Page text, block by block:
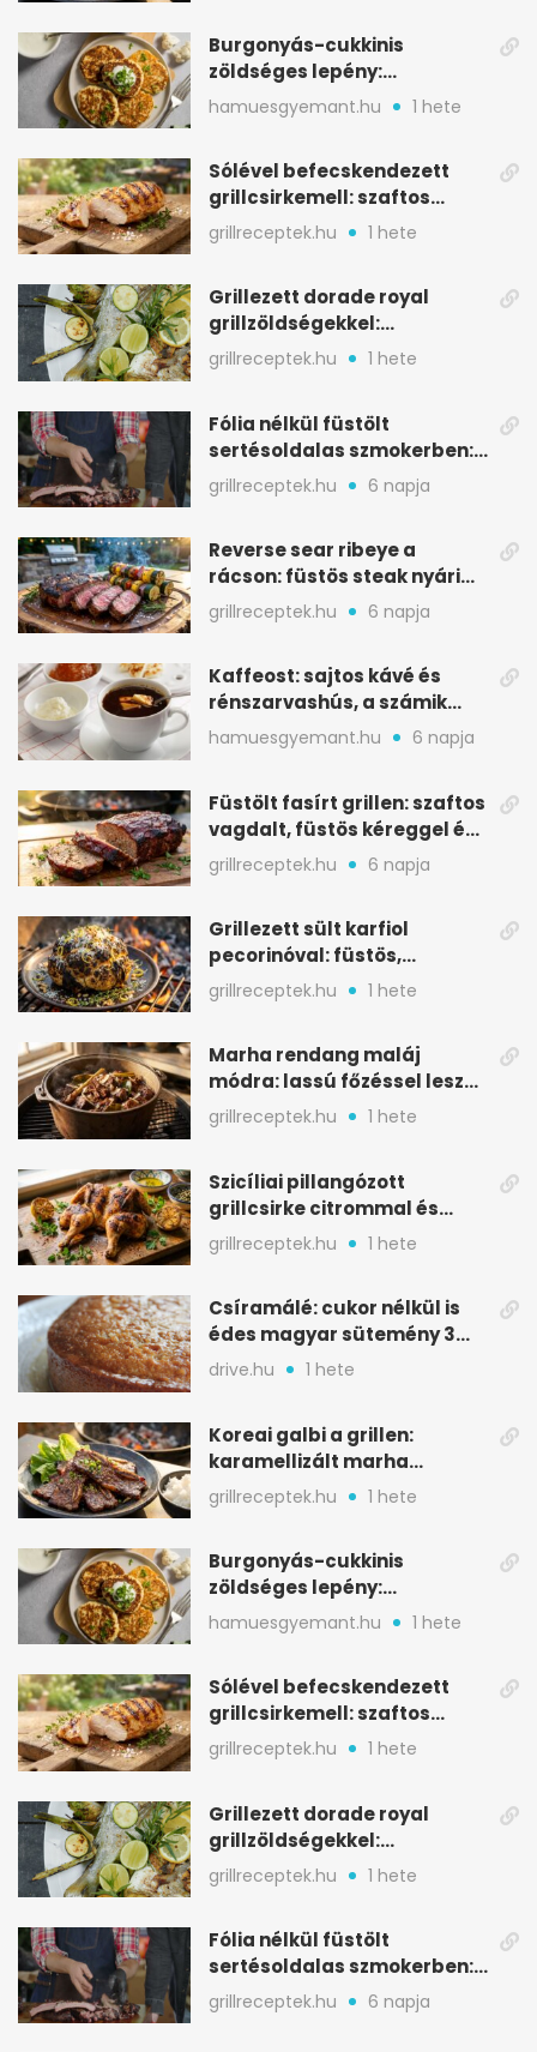
Burgonyás-cukkinis
zöldséges lepény:
aranybarna, szaftos, hús
nélkül is
hamuesgyemant.hu 1 hete
Sólével befecskendezett
grillcsirkemell: szaftos
marad, nem szárad ki
grillreceptek.hu 1 hete
Grillezett dorade royal
grillzöldségekkel:
mediterrán ízek a rostélyról
grillreceptek.hu 1 hete
Fólia nélkül füstölt
sertésoldalas szmokerben:
ropogós bark, 6 óra
grillreceptek.hu 6 napja
Reverse sear ribeye a
rácson: füstös steak nyári
tökkebabbal
grillreceptek.hu 6 napja
Kaffeost: sajtos kávé és
rénszarvashús, a számik
melegítő itala
hamuesgyemant.hu 6 napja
Füstölt fasírt grillen: szaftos
vagdalt, füstös kéreggel és
BBQ mázzal
grillreceptek.hu 6 napja
Grillezett sült karfiol
pecorinóval: füstös,
karamellizált nyári kedvenc
grillreceptek.hu 1 hete
Marha rendang maláj
módra: lassú főzéssel lesz
igazán szaftos
grillreceptek.hu 1 hete
Szicíliai pillangózott
grillcsirke citrommal és
oregánóval
grillreceptek.hu 1 hete
Csíramálé: cukor nélkül is
édes magyar sütemény 3
alapanyagból
drive.hu 1 hete
Koreai galbi a grillen:
karamellizált marha
rövidborda gyorsan
grillreceptek.hu 1 hete
Burgonyás-cukkinis
zöldséges lepény:
aranybarna, szaftos, hús
nélkül is
hamuesgyemant.hu 1 hete
Sólével befecskendezett
grillcsirkemell: szaftos
marad, nem szárad ki
grillreceptek.hu 1 hete
Grillezett dorade royal
grillzöldségekkel:
mediterrán ízek a rostélyról
grillreceptek.hu 1 hete
Fólia nélkül füstölt
sertésoldalas szmokerben:
ropogós bark, 6 óra
grillreceptek.hu 6 napja